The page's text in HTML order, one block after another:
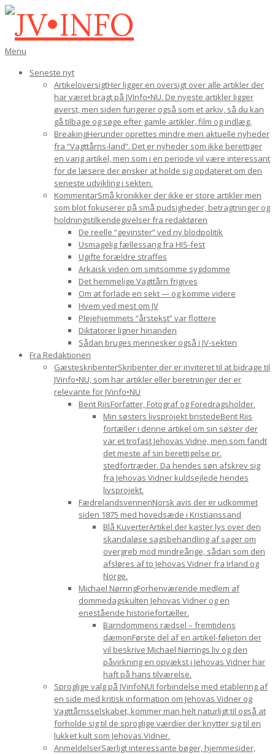
Gå
indhold
JV•INFO
Den
navigations-
Menu
Seneste nyt
ArtikeloversigtHer ligger en oversigt over alle artikler der
har været bragt på JVInfo•NU. De nyeste artikler ligger
øverst, men siden fungerer også som et arkiv, så du kan
gå tilbage og søge efter gamle artikler, film og indlæg.
BreakingHerunder oprettes mindre men aktuelle nyheder
fra “Vagttårns-land”. Det er nyheder som ikke berettiger
en varig artikel, men som i en periode vil være interessant
for de læsere der ønsker at holde sig opdateret om den
seneste udvikling i sekten.
KommentarSmå kronikker der ikke er store artikler men
som blot fokuserer på små pudsigheder, betragtninger og
holdningstilkendegivelser fra redaktøren
De reelle “gevinster” ved ny blodpolitik
Usmagelig fællessang fra HIS-fest
Ugifte forældre straffes
Arkaisk viden om smitsomme sygdomme
Det hemmelige Vagttårn frigives
Om at forlade en sekt — og komme videre
Hvem ved mest om JV
Plejehjemmets “årstekst” var flottere
Diktatorer ligner hinanden
Sådan bruges mennesker også i JV-sekten
Fra Redaktionen
GæsteskribenterSkribenter der er inviteret til at bidrage til
JVinfo•NU, som har artikler eller beretninger der er
relevante for JVinfo•NU
Bent RiisForfatter, Fotograf og Foredragsholder.
Min søsters livsprojekt bristedeBent Riis
fortæller i denne artikel om sin søster der
var et trofast Jehovas Vidne, men som fandt
det meste af sin berettigelse pr.
stedfortræder. Da hendes søn afskrev sig
fra Jehovas Vidner kuldsejlede hendes
livsprojekt.
FædrelandsvennenNorsk avis der er udkommet
siden 1875 med hovedsæde i Kristianssand
Blå KuverterArtikel der kaster lys over den
skandaløse sagsbehandling af sager om
overgreb mod mindreårige, sådan som den
afsløres af to Jehovas Vidner fra Irland og
Norge.
Michael NørringForhenværende medlem af
dommedagskulten Jehovas Vidner og en
enestående historiefortæller.
Barndommens rædsel – fremtidens
dæmonFørste del af en artikel-føljeton der
vil beskrive Michael Nørrings liv og den
påvirkning en opvækst i Jehovas Vidner har
haft på hans tilværelse.
Sproglige valg på JVinfoNUI forbindelse med etablering af
en side med kritisk information om Jehovas Vidner og
Vagttårnsselskabet, kommer man helt naturligt til også at
forholde sig til de sproglige værdier der knytter sig til en
lukket kult som Jehovas Vidner.
AnmeldelserSærligt interessante bøger, hjemmesider,